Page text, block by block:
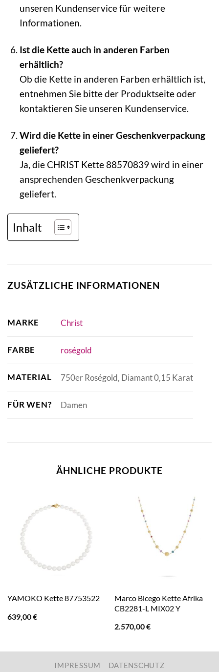
unseren Kundenservice für weitere
Informationen.
Ist die Kette auch in anderen Farben
erhältlich?
Ob die Kette in anderen Farben erhältlich ist,
entnehmen Sie bitte der Produktseite oder
kontaktieren Sie unseren Kundenservice.
Wird die Kette in einer Geschenkverpackung
geliefert?
Ja, die CHRIST Kette 88570839 wird in einer
ansprechenden Geschenkverpackung
geliefert.
Inhalt
ZUSÄTZLICHE INFORMATIONEN
MARKE Christ
FARBE roségold
MATERIAL 750er Roségold, Diamant 0,15 Karat
FÜR WEN? Damen
ÄHNLICHE PRODUKTE
YAMOKO Kette 87753522
639,00€
Marco Bicego Kette Afrika
CB2281-L MIX02 Y
2.570,00€
IMPRESSUM DATENSCHUTZ